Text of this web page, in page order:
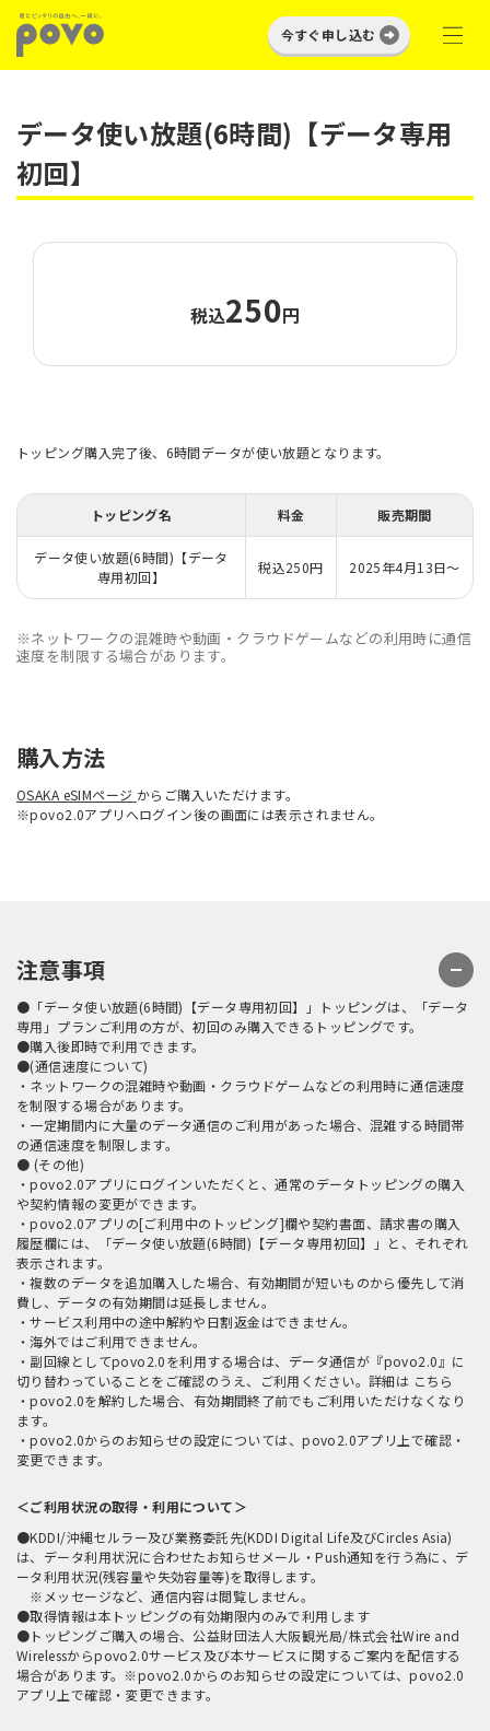
今すぐ申し込む
データ使い放題(6時間)【データ専用
初回】
税込250円
トッピング購入完了後、6時間データが使い放題となります。
トッピング名 料金 販売期間
データ使い放題(6時間)【データ
専用初回】
税込250円 2025年4月13日～
※ネットワークの混雑時や動画・クラウドゲームなどの利用時に通信
速度を制限する場合があります。
購入方法
OSAKA eSIMページ からご購入いただけます。
※povo2.0アプリへログイン後の画面には表示されません。
注意事項
●「データ使い放題(6時間)【データ専用初回】」トッピングは、「データ
専用」プランご利用の方が、初回のみ購入できるトッピングです。
●購入後即時で利用できます。
●(通信速度について)
・ネットワークの混雑時や動画・クラウドゲームなどの利用時に通信速度
を制限する場合があります。
・一定期間内に大量のデータ通信のご利用があった場合、混雑する時間帯
の通信速度を制限します。
● (その他)
・povo2.0アプリにログインいただくと、通常のデータトッピングの購入
や契約情報の変更ができます。
・povo2.0アプリの[ご利用中のトッピング]欄や契約書面、請求書の購入
履歴欄には、「データ使い放題(6時間)【データ専用初回】」と、それぞれ
表示されます。
・複数のデータを追加購入した場合、有効期間が短いものから優先して消
費し、データの有効期間は延長しません。
・サービス利用中の途中解約や日割返金はできません。
・海外ではご利用できません。
・副回線としてpovo2.0を利用する場合は、データ通信が『povo2.0』に
切り替わっていることをご確認のうえ、ご利用ください。詳細は こちら
・povo2.0を解約した場合、有効期間終了前でもご利用いただけなくなり
ます。
・povo2.0からのお知らせの設定については、povo2.0アプリ上で確認・
変更できます。
＜ご利用状況の取得・利用について＞
●KDDI/沖縄セルラー及び業務委託先(KDDI Digital Life及びCircles Asia)
は、データ利用状況に合わせたお知らせメール・Push通知を行う為に、デ
ータ利用状況(残容量や失効容量等)を取得します。
※メッセージなど、通信内容は閲覧しません。
●取得情報は本トッピングの有効期限内のみで利用します
●トッピングご購入の場合、公益財団法人大阪観光局/株式会社Wire and
Wirelessからpovo2.0サービス及び本サービスに関するご案内を配信する
場合があります。※povo2.0からのお知らせの設定については、povo2.0
アプリ上で確認・変更できます。